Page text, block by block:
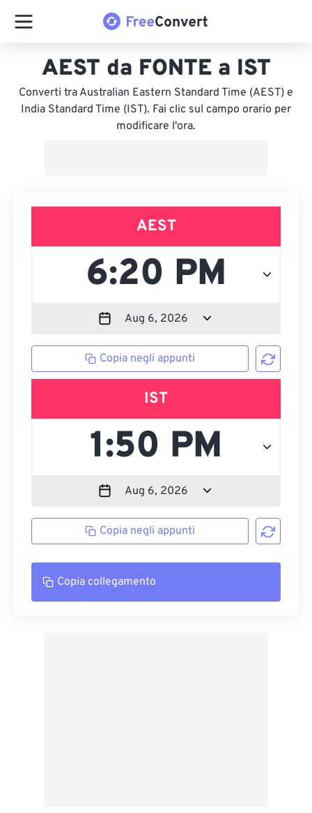
AEST da FONTE a IST
Converti tra Australian Eastern Standard Time (AEST) e
India Standard Time (IST). Fai clic sul campo orario per
modificare l'ora.
AEST
Copia negli appunti
IST
Copia negli appunti
Copia collegamento